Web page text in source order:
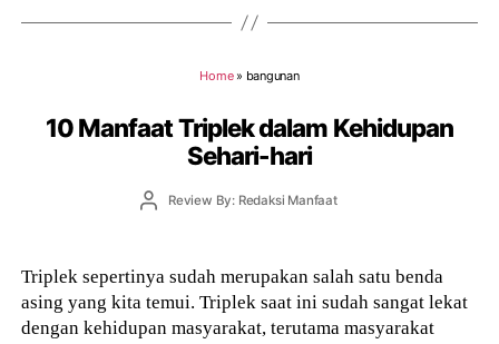
Home» bangunan
10 Manfaat Triplek dalam Kehidupan
Sehari-hari
PostReview By: Redaksi Manfaat
Triplek sepertinya sudah merupakan salah satu benda
asing yang kita temui. Triplek saat ini sudah sangat lekat
dengan kehidupan masyarakat, terutama masyarakat